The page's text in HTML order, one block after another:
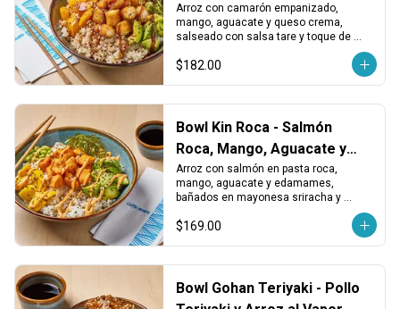
Crema
Arroz con camarón empanizado,
mango, aguacate y queso crema,
salseado con salsa tare y toque de
shichimi. Dulce, cremoso y con picor
equilibrado.
$182.00
Bowl Kin Roca - Salmón
Roca, Mango, Aguacate y
Edamames
Arroz con salmón en pasta roca,
mango, aguacate y edamames,
bañados en mayonesa sriracha y
terminado con ajonjolí. Cremoso, spicy
y lleno de textura.
$169.00
Bowl Gohan Teriyaki - Pollo